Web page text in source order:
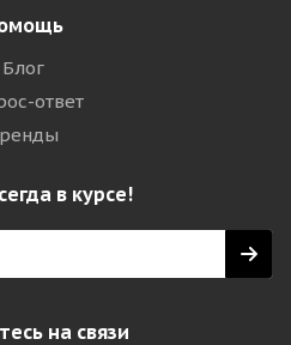
Блог
ответ
в курсе!
на связи